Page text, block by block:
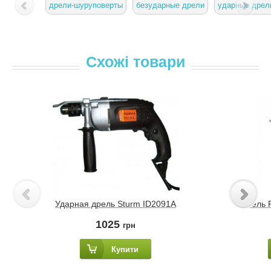
дрели-шуруповерты безударные дрели ударные
Схожі товари
Ударная дрель Sturm ID2091A
1025 грн
Купити
Дрель